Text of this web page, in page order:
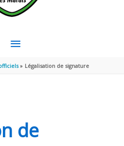
MENU
PRINCIPAL
Légalisation de signature
de